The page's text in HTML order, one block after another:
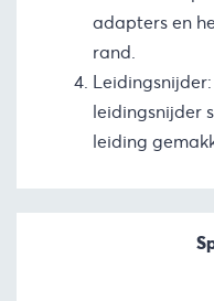
adapters en
rand.
leidingsnijder
leiding